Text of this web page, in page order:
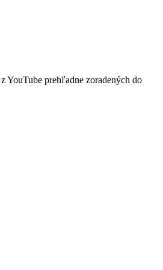
YouTube prehľadne zoradených do